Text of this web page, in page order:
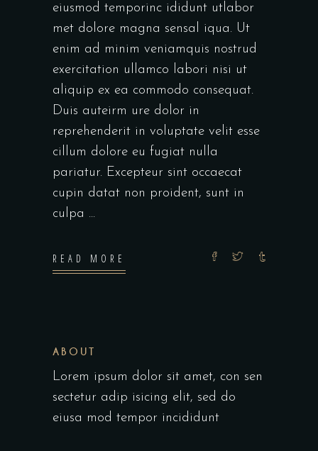
eiusmod temporinc ididunt utlabor
met dolore magna sensal iqua. Ut
enim ad minim veniamquis nostrud
exercitation ullamco labori nisi ut
aliquip ex ea commodo consequat.
Duis auteirm ure dolor in
reprehenderit in voluptate velit esse
cillum dolore eu fugiat nulla
pariatur. Excepteur sint occaecat
cupin datat non proident, sunt in
culpa
READ MORE
ABOUT
Lorem ipsum dolor sit amet, con sen
sectetur adip isicing elit, sed do
eiusa mod tempor incididunt